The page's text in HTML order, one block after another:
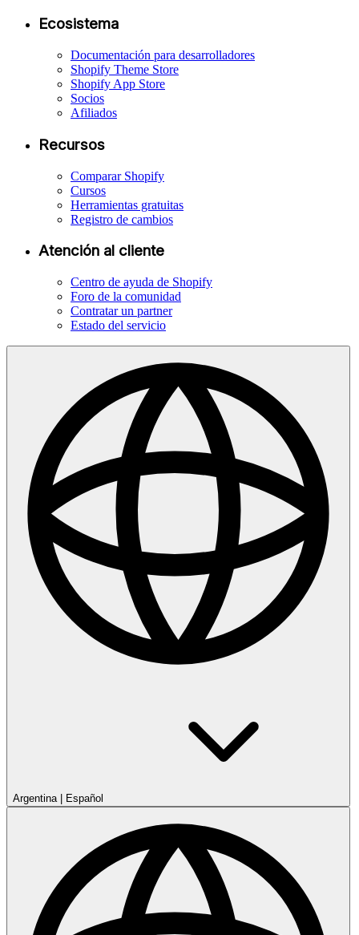
Ecosistema
Documentación para desarrolladores
Shopify Theme Store
Shopify App Store
Socios
Afiliados
Recursos
Comparar Shopify
Cursos
Herramientas gratuitas
Registro de cambios
Atención al cliente
Centro de ayuda de Shopify
Foro de la comunidad
Contratar un partner
Estado del servicio
Argentina| Español